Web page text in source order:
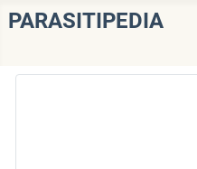
PARASITIPEDIA